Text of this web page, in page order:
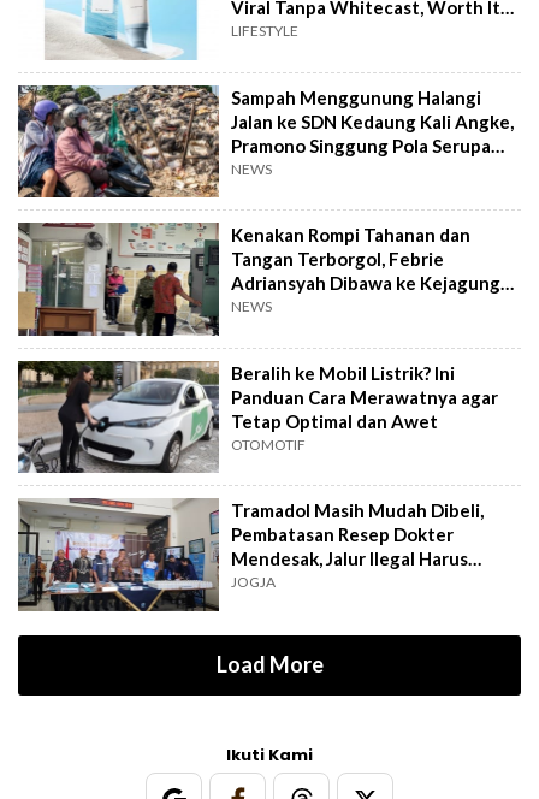
Viral Tanpa Whitecast, Worth It
to Buy?
LIFESTYLE
Sampah Menggunung Halangi
Jalan ke SDN Kedaung Kali Angke,
Pramono Singgung Pola Serupa
Kramat Jati
NEWS
Kenakan Rompi Tahanan dan
Tangan Terborgol, Febrie
Adriansyah Dibawa ke Kejagung
untuk Diperiksa
NEWS
Beralih ke Mobil Listrik? Ini
Panduan Cara Merawatnya agar
Tetap Optimal dan Awet
OTOMOTIF
Tramadol Masih Mudah Dibeli,
Pembatasan Resep Dokter
Mendesak, Jalur Ilegal Harus
Distop
JOGJA
Load More
Ikuti Kami